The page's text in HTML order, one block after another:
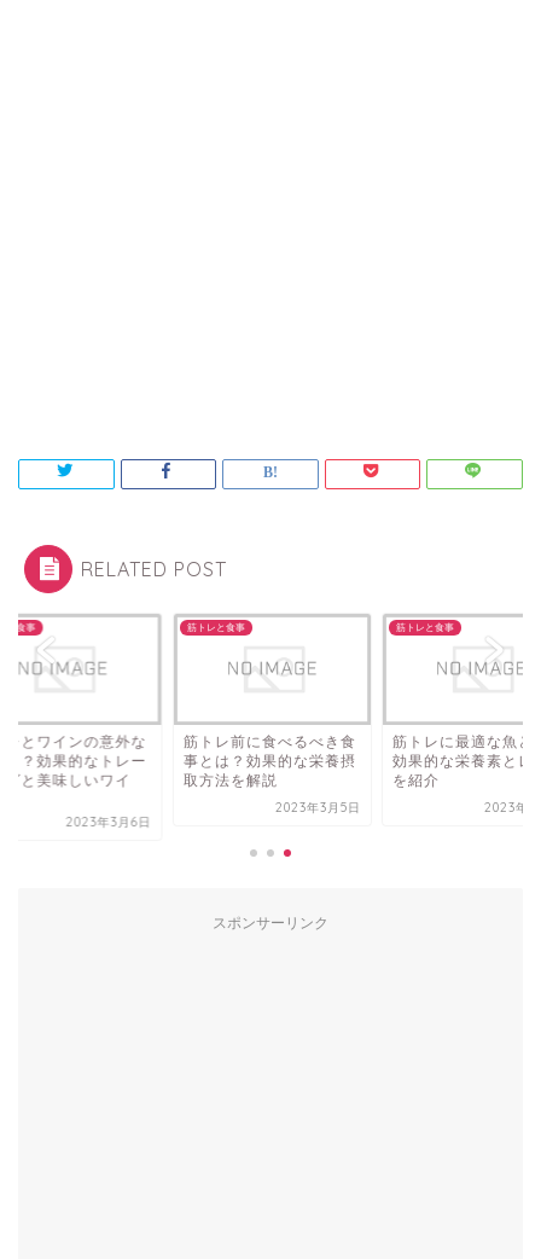
RELATED POST
と食事
レとワインの意外な
！？効果的なトレー
グと美味しいワイ
2023年3月6日
筋トレと食事
筋トレ前に食べるべき食
事とは？効果的な栄養摂
取方法を解説
2023年3月5日
筋トレと食事
筋トレに最適な魚と
効果的な栄養素とレ
を紹介
2023年3
スポンサーリンク